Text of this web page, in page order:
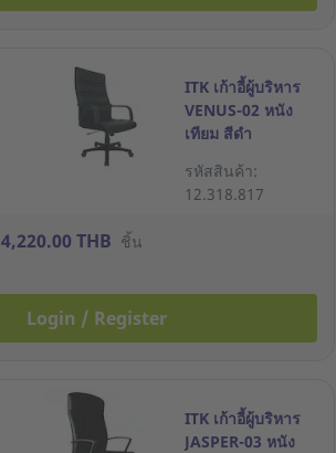
ITK เก้าอี้ผู้บริหาร
VENUS-02 หนัง
เทียม สีดำ
รหัสสินค้า:
12.318.817
4,220.00 THB ชิ้น
Login / Register
ITK เก้าอี้ผู้บริหาร
JASPER-03 หนัง